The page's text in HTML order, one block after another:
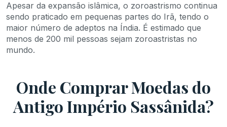
Apesar da expansão islâmica, o zoroastrismo continua
sendo praticado em pequenas partes do Irã, tendo o
maior número de adeptos na Índia. É estimado que
menos de 200 mil pessoas sejam zoroastristas no
mundo.
Onde Comprar Moedas do
Antigo Império Sassânida?